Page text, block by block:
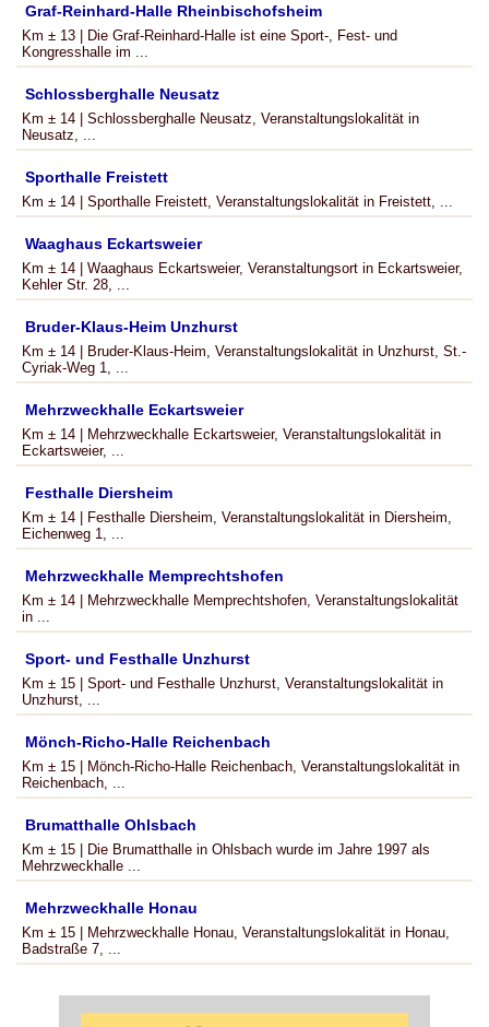
Graf-Reinhard-Halle Rheinbischofsheim
Km ± 13 | Die Graf-Reinhard-Halle ist eine Sport-, Fest- und
Kongresshalle im ...
Schlossberghalle Neusatz
Km ± 14 | Schlossberghalle Neusatz, Veranstaltungslokalität in
Neusatz, ...
Sporthalle Freistett
Km ± 14 | Sporthalle Freistett, Veranstaltungslokalität in Freistett, ...
Waaghaus Eckartsweier
Km ± 14 | Waaghaus Eckartsweier, Veranstaltungsort in Eckartsweier,
Kehler Str. 28, ...
Bruder-Klaus-Heim Unzhurst
Km ± 14 | Bruder-Klaus-Heim, Veranstaltungslokalität in Unzhurst, St.-
Cyriak-Weg 1, ...
Mehrzweckhalle Eckartsweier
Km ± 14 | Mehrzweckhalle Eckartsweier, Veranstaltungslokalität in
Eckartsweier, ...
Festhalle Diersheim
Km ± 14 | Festhalle Diersheim, Veranstaltungslokalität in Diersheim,
Eichenweg 1, ...
Mehrzweckhalle Memprechtshofen
Km ± 14 | Mehrzweckhalle Memprechtshofen, Veranstaltungslokalität
in ...
Sport- und Festhalle Unzhurst
Km ± 15 | Sport- und Festhalle Unzhurst, Veranstaltungslokalität in
Unzhurst, ...
Mönch-Richo-Halle Reichenbach
Km ± 15 | Mönch-Richo-Halle Reichenbach, Veranstaltungslokalität in
Reichenbach, ...
Brumatthalle Ohlsbach
Km ± 15 | Die Brumatthalle in Ohlsbach wurde im Jahre 1997 als
Mehrzweckhalle ...
Mehrzweckhalle Honau
Km ± 15 | Mehrzweckhalle Honau, Veranstaltungslokalität in Honau,
Badstraße 7, ...